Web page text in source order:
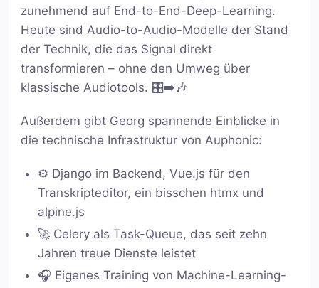
zunehmend auf End-to-End-Deep-Learning.
Heute sind Audio-to-Audio-Modelle der Stand
der Technik, die das Signal direkt
transformieren – ohne den Umweg über
klassische Audiotools. 🎛️➡️🎶
Außerdem gibt Georg spannende Einblicke in
die technische Infrastruktur von Auphonic:
⚙️ Django im Backend, Vue.js für den
Transkripteditor, ein bisschen htmx und
alpine.js
🚀 Celery als Task-Queue, das seit zehn
Jahren treue Dienste leistet
🎧 Eigenes Training von Machine-Learning-